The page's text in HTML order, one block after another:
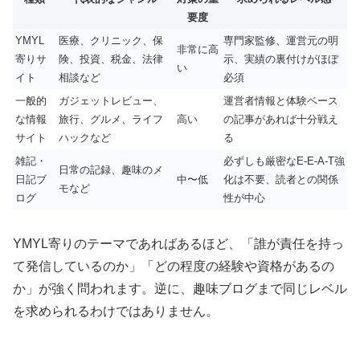
要度
YMYL
寄りサ
イト
医療、クリニック、保
険、投資、税金、法律
相談など
非常に高
い
専門家監修、運営元の明
示、実績の裏付けがほぼ
必須
一般的
な情報
サイト
ガジェットレビュー、
旅行、グルメ、ライフ
ハックなど
高い
運営者情報と体験ベース
の記事があれば十分戦え
る
雑記・
日記ブ
ログ
日常の記録、趣味のメ
モなど
中〜低
必ずしも厳密なE-E-A-T強
化は不要、読者との関係
性が中心
YMYL寄りのテーマであればあるほど、「誰が責任を持っ
て発信しているのか」「どの程度の経験や資格があるの
か」が強く問われます。逆に、趣味ブログまで同じレベル
を求められるわけではありません。